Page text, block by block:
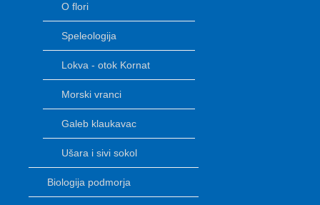
O flori
Speleologija
Lokva - otok Kornat
Morski vranci
Galeb klaukavac
Ušara i sivi sokol
Biologija podmorja